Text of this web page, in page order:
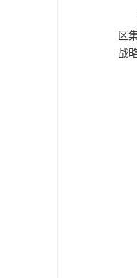
区
战